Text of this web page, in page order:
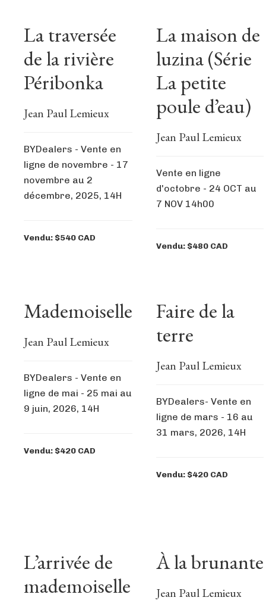
La traversée
de la rivière
Péribonka
Jean Paul Lemieux
BYDealers - Vente en
ligne de novembre - 17
novembre au 2
décembre, 2025, 14H
Vendu: $540 CAD
La maison de
luzina (Série
La petite
poule d’eau)
Jean Paul Lemieux
Vente en ligne
d'octobre - 24 OCT au
7 NOV 14h00
Vendu: $480 CAD
Mademoiselle
Jean Paul Lemieux
BYDealers - Vente en
ligne de mai - 25 mai au
9 juin, 2026, 14H
Vendu: $420 CAD
Faire de la
terre
Jean Paul Lemieux
BYDealers- Vente en
ligne de mars - 16 au
31 mars, 2026, 14H
Vendu: $420 CAD
L’arrivée de
mademoiselle
À la brunante
Jean Paul Lemieux